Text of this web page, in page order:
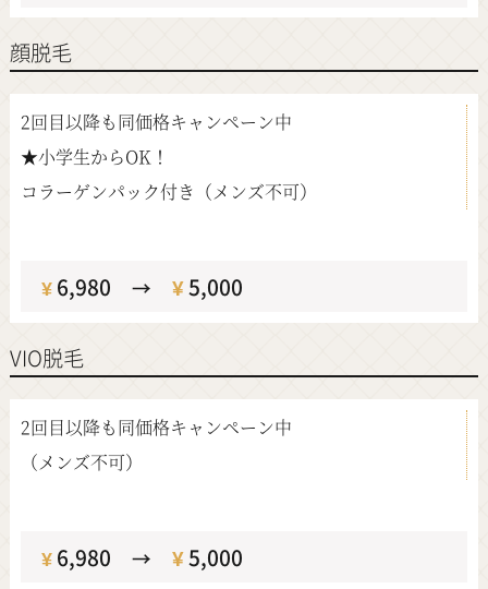
顔脱毛
2回目以降も同価格キャンペーン中
★小学生からOK！
コラーゲンパック付き（メンズ不可）
¥6,980→ ¥5,000
VIO脱毛
2回目以降も同価格キャンペーン中
（メンズ不可）
¥6,980→ ¥5,000